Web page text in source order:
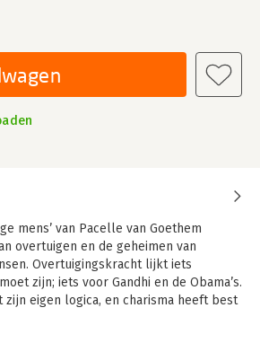
mens’ van Pacelle van Goethem
overtuigen en de geheimen van
Overtuigingskracht lijkt iets
zijn; iets voor Gandhi en de Obama’s.
zijn eigen logica, en charisma heeft best